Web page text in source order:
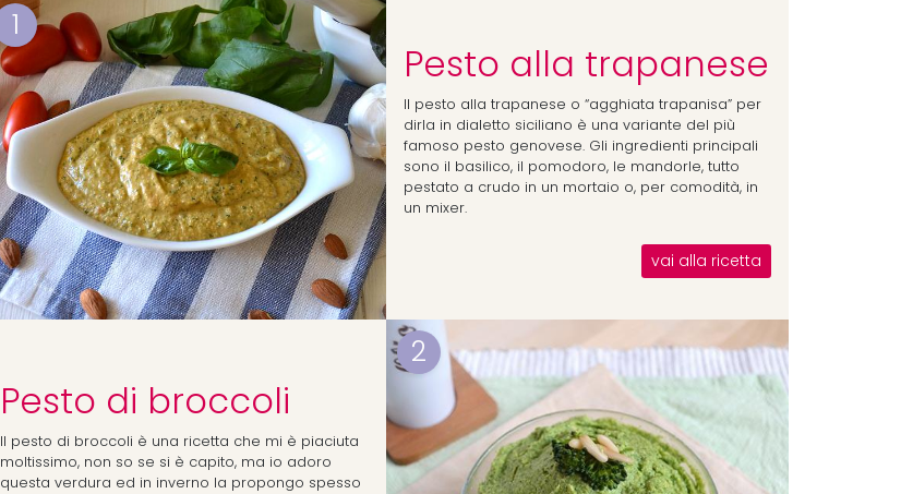
1
Pesto alla trapanese
Il pesto alla trapanese o “agghiata trapanisa” per
dirla in dialetto siciliano è una variante del più
famoso pesto genovese. Gli ingredienti principali
sono il basilico, il pomodoro, le mandorle, tutto
pestato a crudo in un mortaio o, per comodità, in
un mixer.
vai alla ricetta
2
Pesto di broccoli
Il pesto di broccoli è una ricetta che mi è piaciuta
moltissimo, non so se si è capito, ma io adoro
questa verdura ed in inverno la propongo spesso